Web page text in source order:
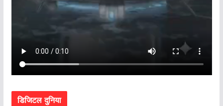
डिजिटल दुनिया